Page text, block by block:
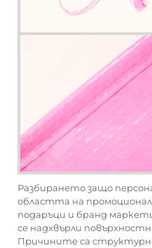
Разбирането защо
областта на
подаръци и бранд
се надхвърли
Причините са